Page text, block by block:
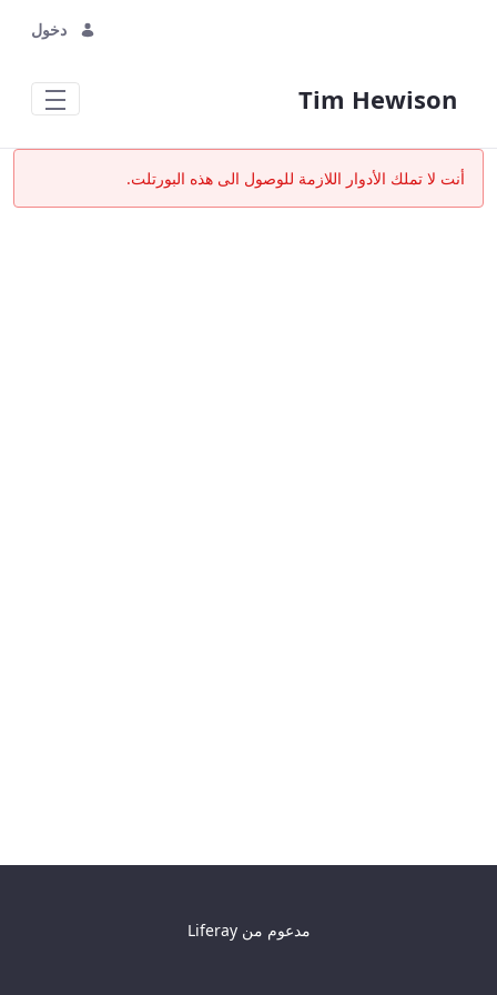
دخول
Tim Hewison
حسابي - Tim Hewison
أنت لا تملك الأدوار اللازمة للوصول الى هذه البورتلت.
مدعوم منLiferay